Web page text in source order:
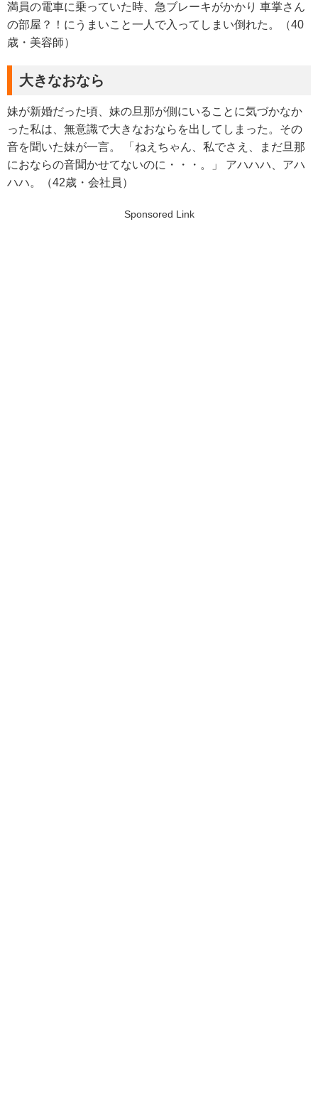
満員の電車に乗っていた時、急ブレーキがかかり 車掌さん
の部屋？！にうまいこと一人で入ってしまい倒れた。（40
歳・美容師）
大きなおなら
妹が新婚だった頃、妹の旦那が側にいることに気づかなか
った私は、無意識で大きなおならを出してしまった。その
音を聞いた妹が一言。 「ねえちゃん、私でさえ、まだ旦那
におならの音聞かせてないのに・・・。」 アハハハ、アハ
ハハ。（42歳・会社員）
Sponsored Link